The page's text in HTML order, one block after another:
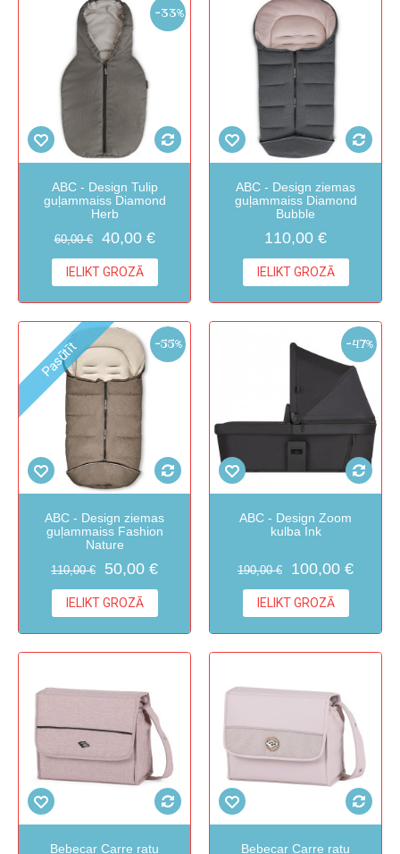
-33%
ABC - Design Tulip
guļammaiss Diamond
Herb
60,00 € 40,00 €
IELIKT GROZĀ
ABC - Design ziemas
guļammaiss Diamond
Bubble
110,00 €
IELIKT GROZĀ
-55%
Pasūtīt
ABC - Design ziemas
guļammaiss Fashion
Nature
110,00 € 50,00 €
IELIKT GROZĀ
-47%
ABC - Design Zoom
kulba Ink
190,00 € 100,00 €
IELIKT GROZĀ
Bebecar Carre ratu
Bebecar Carre ratu